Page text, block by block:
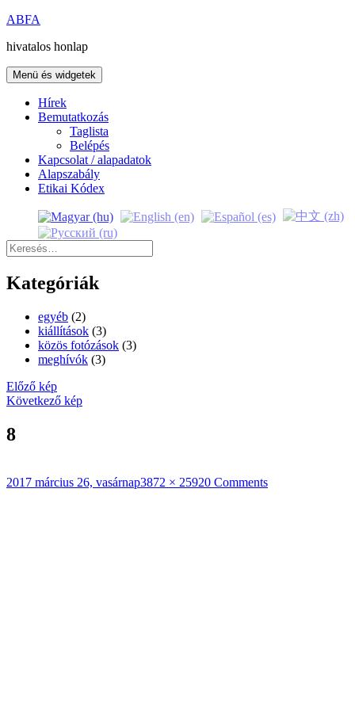
Kilépés
tartalomba
ABFA
hivatalos honlap
Menü és widgetek
Hírek
Bemutatkozás
Taglista
Belépés
Kapcsolat / alapadatok
Alapszabály
Etikai Kódex
Keresés:
Kategóriák
egyéb (2)
kiállítások (3)
közös fotózások (3)
meghívók (3)
Előző kép
Következő kép
8
Közzétéve
2017 március 26, vasárnapTeljes
3872 × 25920 Comments